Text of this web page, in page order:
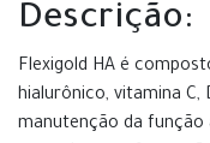
Descrição:
Flexigold HA é
hialurônico, vitamina C,
manutenção da função